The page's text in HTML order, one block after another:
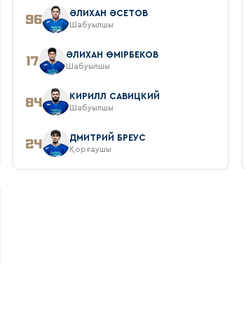
96 ӘЛИХАН ӘСЕТОВ
Шабуылшы
17 ӘЛИХАН ӨМІРБЕКОВ
Шабуылшы
84 КИРИЛЛ САВИЦКИЙ
Шабуылшы
24 ДМИТРИЙ БРЕУС
Қорғаушы